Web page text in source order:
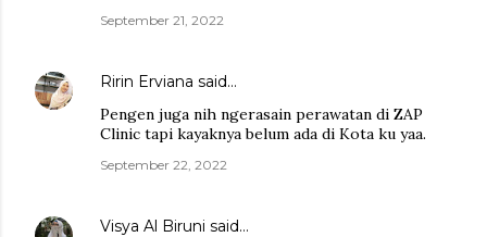
September 21, 2022
Ririn Erviana said…
Pengen juga nih ngerasain perawatan di ZAP
Clinic tapi kayaknya belum ada di Kota ku yaa.
September 22, 2022
Visya Al Biruni said…